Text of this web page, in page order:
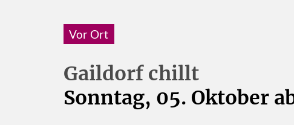
Vor Ort
Gaildorf chillt
Sonntag, 05. Oktober